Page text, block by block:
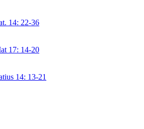
14: 22-36
17: 14-20
14: 13-21